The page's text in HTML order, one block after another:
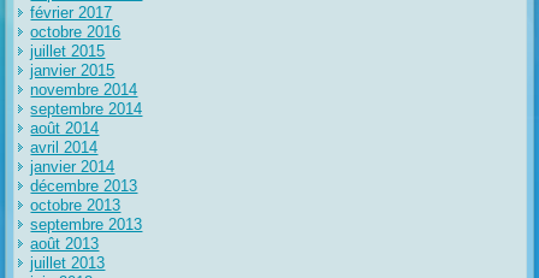
février 2017
octobre 2016
juillet 2015
janvier 2015
novembre 2014
septembre 2014
août 2014
avril 2014
janvier 2014
décembre 2013
octobre 2013
septembre 2013
août 2013
juillet 2013